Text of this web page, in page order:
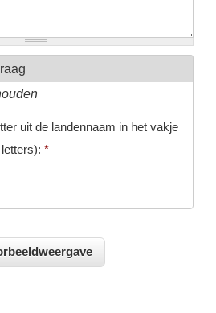
uit de landennaam in het vakje
*